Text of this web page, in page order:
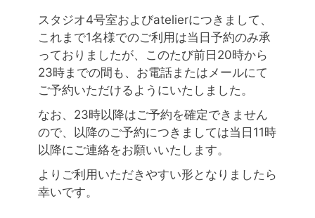
スタジオ4号室およびatelierにつきまして、
これまで1名様でのご利用は当日予約のみ承
っておりましたが、このたび前日20時から
23時までの間も、お電話またはメールにて
ご予約いただけるようにいたしました。
なお、23時以降はご予約を確定できません
ので、以降のご予約につきましては当日11時
以降にご連絡をお願いいたします。
よりご利用いただきやすい形となりましたら
幸いです。